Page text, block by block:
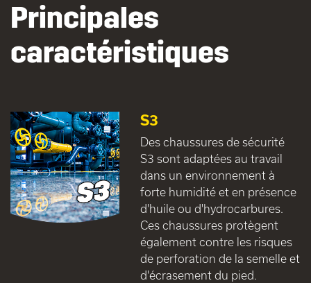
Principales
caractéristiques
S3
Des chaussures de sécurité
S3 sont adaptées au travail
dans un environnement à
forte humidité et en présence
d'huile ou d'hydrocarbures.
Ces chaussures protègent
également contre les risques
de perforation de la semelle et
d'écrasement du pied.